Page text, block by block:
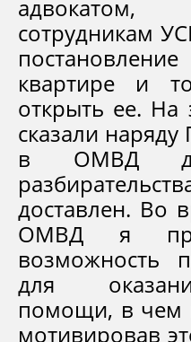
сотрудникам
квартире и
открыть ее. На
сказали
в ОМВД
доставлен. Во
ОМВД я
возможность
для
помощи, в чем
мотивировав